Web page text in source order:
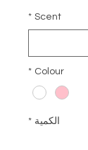
Scent
*
Colour
*
الكمية *